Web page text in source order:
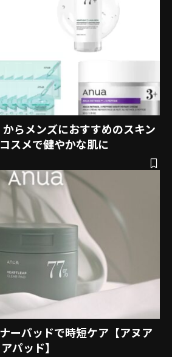
らメンズにおすすめのスキン
スメで健やかな肌に
ーパッドで時短ケア【アヌア
パッド】